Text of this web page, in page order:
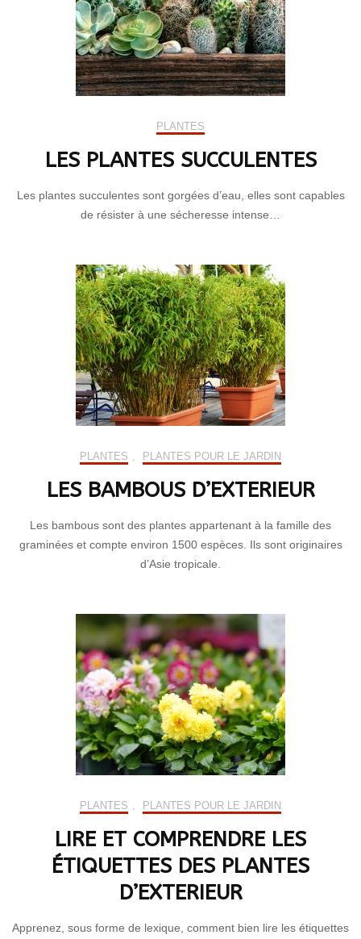
PLANTES
LES PLANTES SUCCULENTES
Les plantes succulentes sont gorgées d’eau, elles sont capables
de résister à une sécheresse intense…
PLANTES PLANTES POUR LE JARDIN
LES BAMBOUS D’EXTERIEUR
Les bambous sont des plantes appartenant à la famille des
graminées et compte environ 1500 espèces. Ils sont originaires
d’Asie tropicale.
PLANTES PLANTES POUR LE JARDIN
LIRE ET COMPRENDRE LES
ÉTIQUETTES DES PLANTES
D’EXTERIEUR
Apprenez, sous forme de lexique, comment bien lire les étiquettes